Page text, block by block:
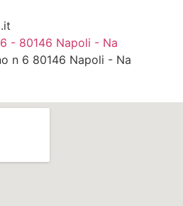
- 80146 Napoli - Na
n 6 80146 Napoli - Na